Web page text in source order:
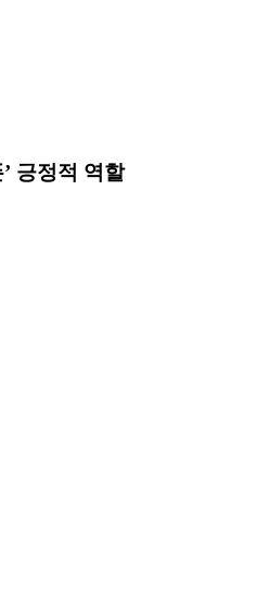
긍정적 역할